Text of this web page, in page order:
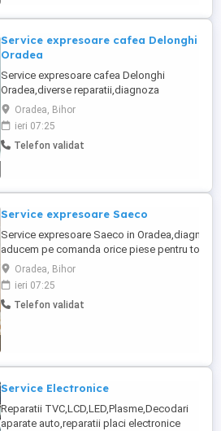
Service expresoare cafea Delonghi
Oradea
Service expresoare cafea Delonghi
Oradea,diverse reparatii,diagnoza
gratuita.Oferim service si la alte modele
de expresoare sau cafetiere.
Oradea, Bihor
ieri 07:25
Telefon validat
Service expresoare Saeco
Service expresoare Saeco in
aducem pe comanda orice piese pentru toate
Saeco. Service-reparatii expresoare cafea in
la cafetiere cu sau fara rasnita incorporata
...
Oradea, Bihor
ieri 07:25
Telefon validat
Service Electronice
Reparatii TVC,LCD,LED,Plasme,Decodari
aparate auto,reparatii placi electronice